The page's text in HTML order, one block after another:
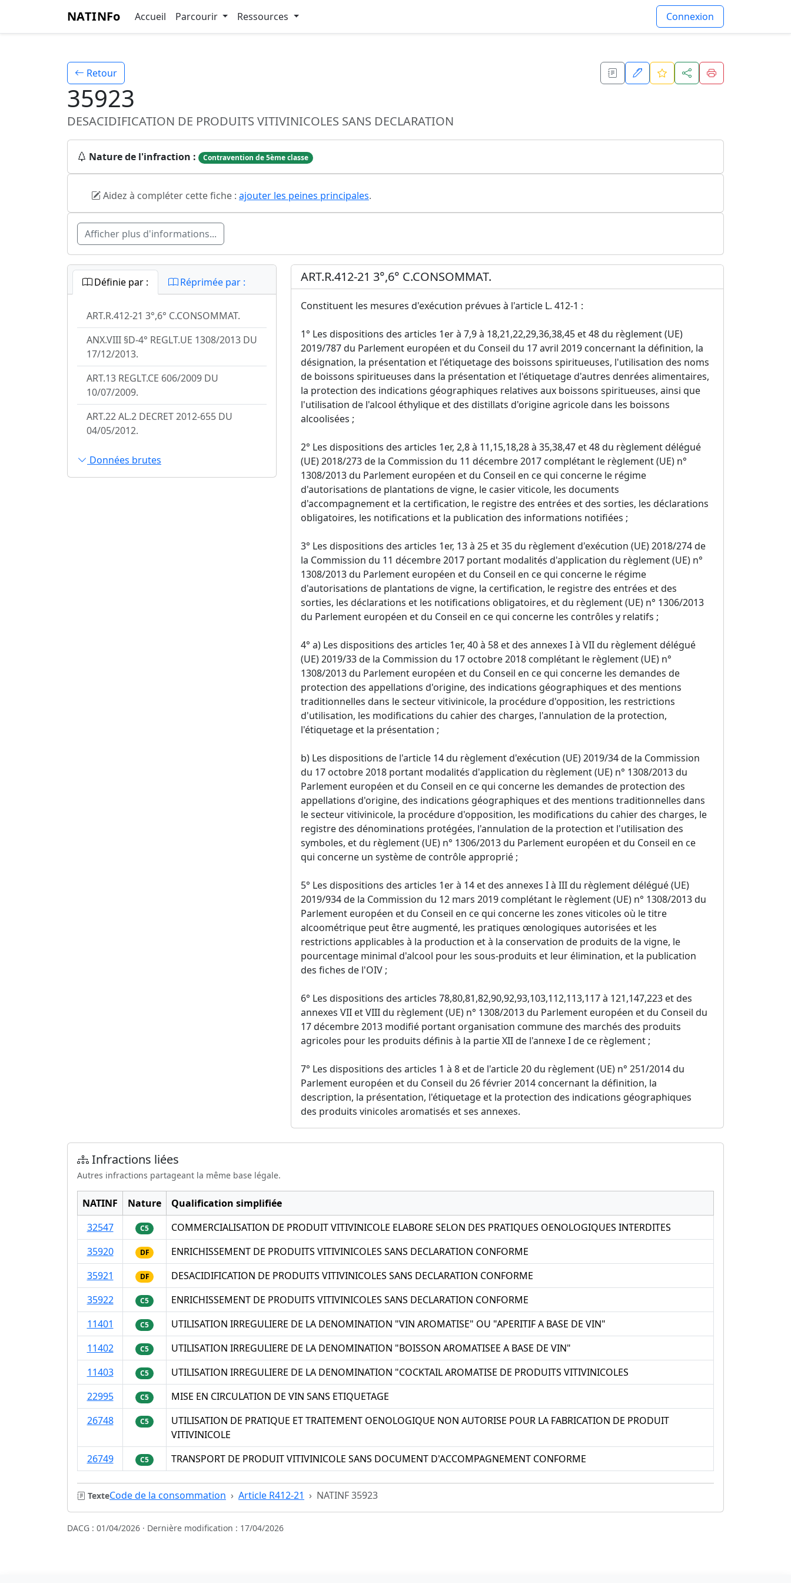
NATINFo Accueil Parcourir Ressources Connexion
Retour
35923
DESACIDIFICATION DE PRODUITS VITIVINICOLES SANS DECLARATION
Nature de l'infraction : Contravention de 5ème classe
Aidez à compléter cette fiche : ajouter les peines principales.
Afficher plus d'informations...
Définie par : Réprimée par :
ART.R.412-21 3°,6° C.CONSOMMAT.
ANX.VIII §D-4° REGLT.UE 1308/2013 DU
17/12/2013.
ART.13 REGLT.CE 606/2009 DU
10/07/2009.
ART.22 AL.2 DECRET 2012-655 DU
04/05/2012.
Données brutes
ART.R.412-21 3°,6° C.CONSOMMAT.
Constituent les mesures d'exécution prévues à l'article L. 412-1 :
1° Les dispositions des articles 1er à 7,9 à 18,21,22,29,36,38,45 et 48 du règlement (UE)
2019/787 du Parlement européen et du Conseil du 17 avril 2019 concernant la définition, la
désignation, la présentation et l'étiquetage des boissons spiritueuses, l'utilisation des noms
de boissons spiritueuses dans la présentation et l'étiquetage d'autres denrées alimentaires,
la protection des indications géographiques relatives aux boissons spiritueuses, ainsi que
l'utilisation de l'alcool éthylique et des distillats d'origine agricole dans les boissons
alcoolisées ;
2° Les dispositions des articles 1er, 2,8 à 11,15,18,28 à 35,38,47 et 48 du règlement délégué
(UE) 2018/273 de la Commission du 11 décembre 2017 complétant le règlement (UE) n°
1308/2013 du Parlement européen et du Conseil en ce qui concerne le régime
d'autorisations de plantations de vigne, le casier viticole, les documents
d'accompagnement et la certification, le registre des entrées et des sorties, les déclarations
obligatoires, les notifications et la publication des informations notifiées ;
3° Les dispositions des articles 1er, 13 à 25 et 35 du règlement d'exécution (UE) 2018/274 de
la Commission du 11 décembre 2017 portant modalités d'application du règlement (UE) n°
1308/2013 du Parlement européen et du Conseil en ce qui concerne le régime
d'autorisations de plantations de vigne, la certification, le registre des entrées et des
sorties, les déclarations et les notifications obligatoires, et du règlement (UE) n° 1306/2013
du Parlement européen et du Conseil en ce qui concerne les contrôles y relatifs ;
4° a) Les dispositions des articles 1er, 40 à 58 et des annexes I à VII du règlement délégué
(UE) 2019/33 de la Commission du 17 octobre 2018 complétant le règlement (UE) n°
1308/2013 du Parlement européen et du Conseil en ce qui concerne les demandes de
protection des appellations d'origine, des indications géographiques et des mentions
traditionnelles dans le secteur vitivinicole, la procédure d'opposition, les restrictions
d'utilisation, les modifications du cahier des charges, l'annulation de la protection,
l'étiquetage et la présentation ;
b) Les dispositions de l'article 14 du règlement d'exécution (UE) 2019/34 de la Commission
du 17 octobre 2018 portant modalités d'application du règlement (UE) n° 1308/2013 du
Parlement européen et du Conseil en ce qui concerne les demandes de protection des
appellations d'origine, des indications géographiques et des mentions traditionnelles dans
le secteur vitivinicole, la procédure d'opposition, les modifications du cahier des charges, le
registre des dénominations protégées, l'annulation de la protection et l'utilisation des
symboles, et du règlement (UE) n° 1306/2013 du Parlement européen et du Conseil en ce
qui concerne un système de contrôle approprié ;
5° Les dispositions des articles 1er à 14 et des annexes I à III du règlement délégué (UE)
2019/934 de la Commission du 12 mars 2019 complétant le règlement (UE) n° 1308/2013 du
Parlement européen et du Conseil en ce qui concerne les zones viticoles où le titre
alcoométrique peut être augmenté, les pratiques œnologiques autorisées et les
restrictions applicables à la production et à la conservation de produits de la vigne, le
pourcentage minimal d'alcool pour les sous-produits et leur élimination, et la publication
des fiches de l'OIV ;
6° Les dispositions des articles 78,80,81,82,90,92,93,103,112,113,117 à 121,147,223 et des
annexes VII et VIII du règlement (UE) n° 1308/2013 du Parlement européen et du Conseil du
17 décembre 2013 modifié portant organisation commune des marchés des produits
agricoles pour les produits définis à la partie XII de l'annexe I de ce règlement ;
7° Les dispositions des articles 1 à 8 et de l'article 20 du règlement (UE) n° 251/2014 du
Parlement européen et du Conseil du 26 février 2014 concernant la définition, la
description, la présentation, l'étiquetage et la protection des indications géographiques
des produits vinicoles aromatisés et ses annexes.
Infractions liées
Autres infractions partageant la même base légale.
NATINF Nature
Qualification simplifiée
32547
C5
COMMERCIALISATION DE PRODUIT VITIVINICOLE ELABORE SELON DES PRATIQUES OENOLOGIQUES INTERDITES
35920
DF
ENRICHISSEMENT DE PRODUITS VITIVINICOLES SANS DECLARATION CONFORME
35921
DF
DESACIDIFICATION DE PRODUITS VITIVINICOLES SANS DECLARATION CONFORME
35922
C5
ENRICHISSEMENT DE PRODUITS VITIVINICOLES SANS DECLARATION CONFORME
11401
C5
UTILISATION IRREGULIERE DE LA DENOMINATION "VIN AROMATISE" OU "APERITIF A BASE DE VIN"
11402
C5
UTILISATION IRREGULIERE DE LA DENOMINATION "BOISSON AROMATISEE A BASE DE VIN"
11403
C5
UTILISATION IRREGULIERE DE LA DENOMINATION "COCKTAIL AROMATISE DE PRODUITS VITIVINICOLES
22995
C5
MISE EN CIRCULATION DE VIN SANS ETIQUETAGE
26748
C5
UTILISATION DE PRATIQUE ET TRAITEMENT OENOLOGIQUE NON AUTORISE POUR LA FABRICATION DE PRODUIT
VITIVINICOLE
26749
C5 TRANSPORT DE PRODUIT VITIVINICOLE SANS DOCUMENT D'ACCOMPAGNEMENT CONFORME
TexteCode de la consommation Article R412-21 NATINF 35923
DACG : 01/04/2026 · Dernière modification : 17/04/2026